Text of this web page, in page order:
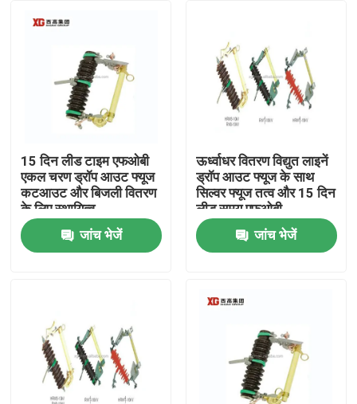
उत्पादों
हमारे बारे में
15 दिन लीड टाइम एफओबी
एकल चरण ड्रॉप आउट फ्यूज
कटआउट और बिजली वितरण
के लिए स्थायित्व
जांच भेजें
ऊर्ध्वाधर वितरण विद्युत लाइनें
ड्रॉप आउट फ्यूज के साथ
सिल्वर फ्यूज तत्व और 15 दिन
लीड समय एफओबी
जांच भेजें